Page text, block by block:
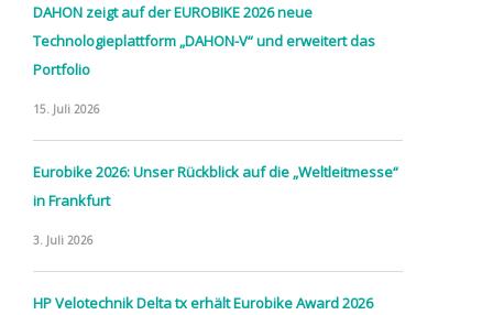
DAHON zeigt auf der EUROBIKE 2026 neue
Technologieplattform „DAHON-V“ und erweitert das
Portfolio
15. Juli 2026
Eurobike 2026: Unser Rückblick auf die „Weltleitmesse“
in Frankfurt
3. Juli 2026
HP Velotechnik Delta tx erhält Eurobike Award 2026